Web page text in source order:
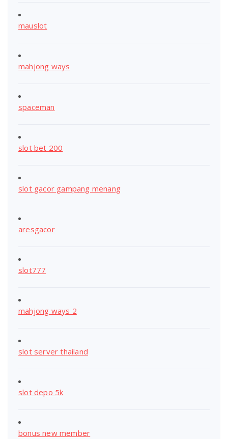
mauslot
mahjong ways
spaceman
slot bet 200
slot gacor gampang menang
aresgacor
slot777
mahjong ways 2
slot server thailand
slot depo 5k
bonus new member